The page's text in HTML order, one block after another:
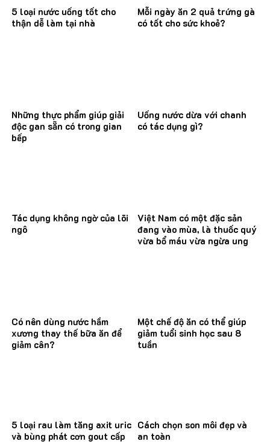
5 loại nước uống tốt cho
thận dễ làm tại nhà
Mỗi ngày ăn 2 quả trứng gà
có tốt cho sức khoẻ?
Những thực phẩm giúp giải
độc gan sẵn có trong gian
bếp
Uống nước dừa với chanh
có tác dụng gì?
Tác dụng không ngờ của lõi
ngô
Việt Nam có một đặc sản
đang vào mùa, là thuốc quý
vừa bổ máu vừa ngừa ung
Có nên dùng nước hầm
xương thay thế bữa ăn để
giảm cân?
Một chế độ ăn có thể giúp
giảm tuổi sinh học sau 8
tuần
5 loại rau làm tăng axit uric
và bùng phát cơn gout cấp
Cách chọn son môi đẹp và
an toàn